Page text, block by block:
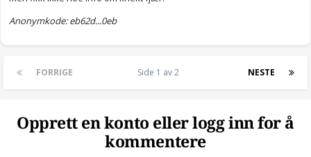
Anonymkode: eb62d...0eb
FORRIGE NESTE
Side 1 av 2
Opprett en konto eller logg inn for å
kommentere